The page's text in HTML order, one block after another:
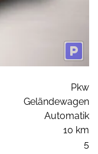
Pkw
Geländewagen
Automatik
10 km
5